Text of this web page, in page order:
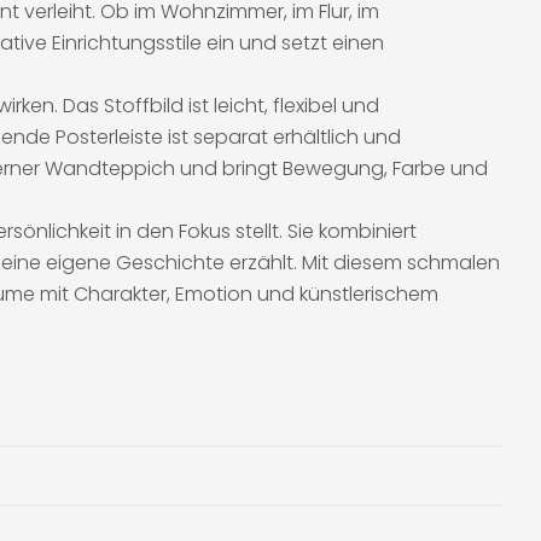
Ob im Wohnzimmer, im Flur, im
Einrichtungsstile ein und setzt einen
Das Stoffbild ist leicht, flexibel und
Posterleiste ist separat erhältlich und
Wandteppich und bringt Bewegung, Farbe und
in den Fokus stellt. Sie kombiniert
eigene Geschichte erzählt. Mit diesem schmalen
mit Charakter, Emotion und künstlerischem